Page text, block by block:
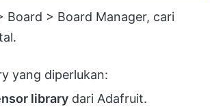
Board > Board Manager, cari
yang diperlukan:
library dari Adafruit.